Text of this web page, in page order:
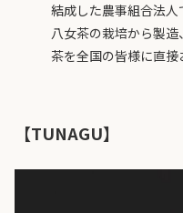
結成した農事組合法人
八女茶の栽培から製
茶を全国の皆様に直接
【TUNAGU】